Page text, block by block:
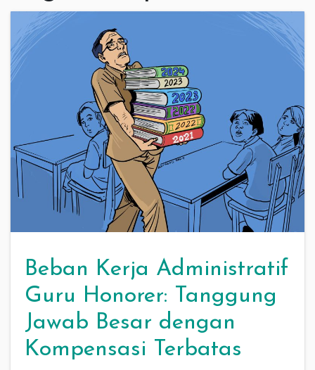
Beban Kerja Administratif
Guru Honorer: Tanggung
Jawab Besar dengan
Kompensasi Terbatas